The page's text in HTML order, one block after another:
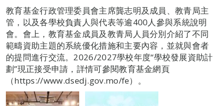
教育基金行政管理委員會主席龔志明及成員、教青局主
管，以及各學校負責人與代表等逾400人參與系統說明
會。會上，教育基金成員及教青局人員分別介紹了不同
範疇資助主題的系統優化措施和主要內容，並就與會者
的提問進行交流。2026/2027學校年度“學校發展資助計
劃”現正接受申請，詳情可參閱教育基金網頁
（https://www.dsedj.gov.mo/fe）。